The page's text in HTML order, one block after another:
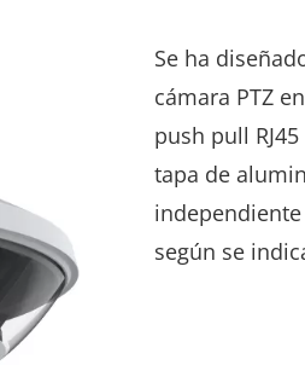
Se ha
cámara PTZ
push pull
tapa de
según se